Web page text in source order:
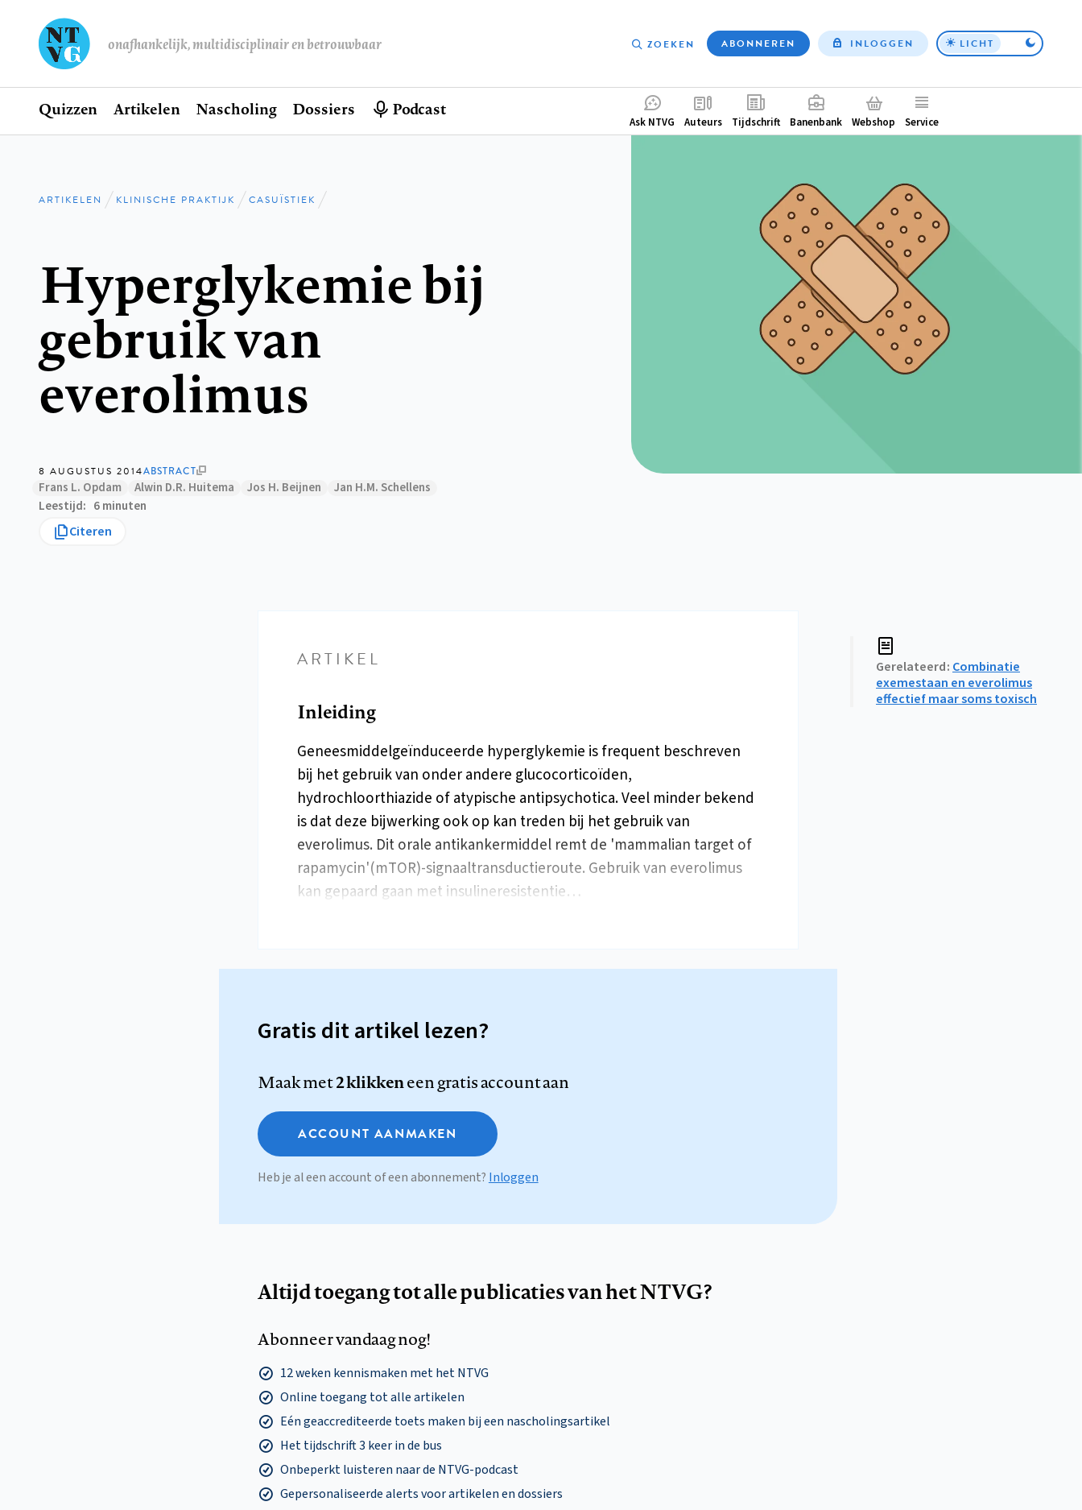
onafhankelijk, multidisciplinair en betrouwbaar
Top
ZOEKEN ABONNEREN INLOGGEN LICHT
Hoofdnavigatie
Home
Quizzen Artikelen Nascholing Dossiers Podcast
Complementair
Ask NTVG Auteurs Tijdschrift Banenbank Webshop Service
Kruimelpad
ARTIKELEN KLINISCHE PRAKTIJK CASUÏSTIEK
Hyperglykemie bij
gebruik van
everolimus
8 AUGUSTUS 2014ABSTRACT
Frans L. Opdam Alwin D.R. Huitema Jos H. Beijnen
Jan H.M. Schellens
Leestijd
6 minuten
Citeren
ARTIKEL
Inleiding
Geneesmiddelgeïnduceerde hyperglykemie is frequent beschreven
bij het gebruik van onder andere glucocorticoïden,
hydrochloorthiazide of atypische antipsychotica. Veel minder bekend
is dat deze bijwerking ook op kan treden bij het gebruik van
everolimus. Dit orale antikankermiddel remt de 'mammalian target of
rapamycin'(mTOR)-signaaltransductieroute. Gebruik van everolimus
kan gepaard gaan met insulineresistentie…
Gratis dit artikel lezen?
Maak met2 klikkeneen gratis account aan
ACCOUNT AANMAKEN
Heb je al een account of een abonnement? Inloggen
Altijd toegang tot alle publicaties van het NTVG?
Abonneer vandaag nog!
12 weken kennismaken met het NTVG
Online toegang tot alle artikelen
Eén geaccrediteerde toets maken bij een nascholingsartikel
Het tijdschrift 3 keer in de bus
Onbeperkt luisteren naar de NTVG-podcast
Gepersonaliseerde alerts voor artikelen en dossiers
Gerelateerd Combinatie
exemestaan en everolimus
effectief maar soms toxisch